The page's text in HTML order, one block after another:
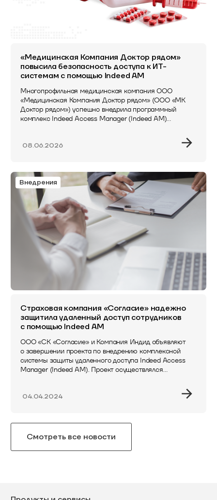
«Медицинская Компания Доктор рядом»
повысила безопасность доступа к ИТ-
системам с помощью Indeed AM
Многопрофильная медицинская компания ООО
«Медицинская Компания Доктор рядом» (ООО «МК
Доктор рядом») успешно внедрила программный
комплекс Indeed Access Manager (Indeed AM)
08.06.2026
Внедрения
Страховая компания «Согласие» надежно
защитила удаленный доступ сотрудников
с помощью Indeed AM
ООО «СК «Согласие» и Компания Индид объявляют
о завершении проекта по внедрению комплексной
системы защиты удаленного доступа Indeed Access
Manager (Indeed AM). Проект осуществлялся
04.04.2024
Смотреть все новости